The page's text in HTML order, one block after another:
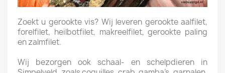
Zoekt u gerookte vis? Wij leveren gerookte aalfilet,
forelfilet, heilbotfilet, makreelfilet, gerookte paling
en zalmfilet.
Wij bezorgen ook schaal- en schelpdieren in